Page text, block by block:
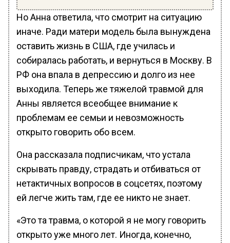
Но Анна ответила, что смотрит на ситуацию
иначе. Ради матери модель была вынуждена
оставить жизнь в США, где училась и
собиралась работать, и вернуться в Москву. В
РФ она впала в депрессию и долго из нее
выходила. Теперь же тяжелой травмой для
Анны является всеобщее внимание к
проблемам ее семьи и невозможность
открыто говорить обо всем.
Она рассказала подписчикам, что устала
скрывать правду, страдать и отбиваться от
нетактичных вопросов в соцсетях, поэтому
ей легче жить там, где ее никто не знает.
«Это та травма, о которой я не могу говорить
открыто уже много лет. Иногда, конечно,